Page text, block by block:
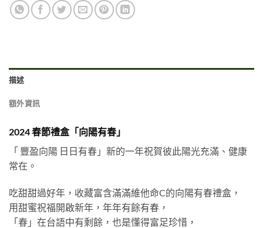
描述
額外資訊
2024 春節禮盒「向陽有春」
「 豐盈向陽 日日有春」新的一年祝賀彼此陽光充滿、健康
常在。
吃甜甜過好年，收藏富含滿滿維他命C的向陽有春禮盒，
用甜蜜祝福開啟新年，年年有餘有春，
「春」在台語中有剩餘，也是懂得富足珍惜，